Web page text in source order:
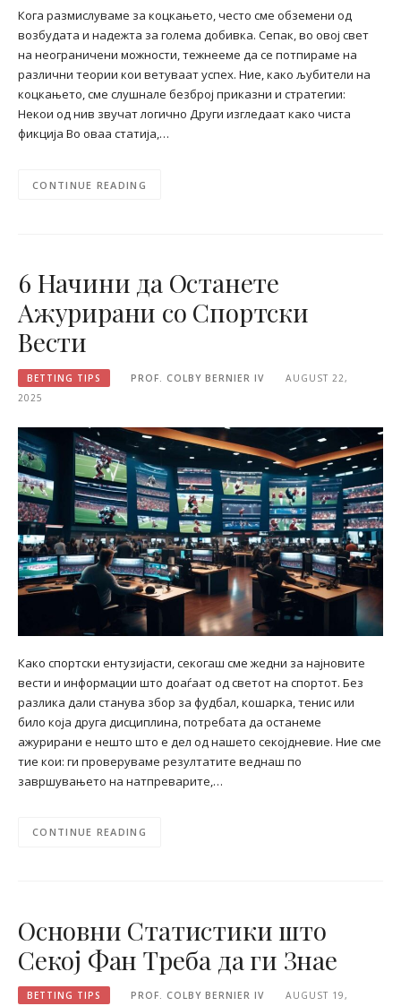
Кога размислуваме за коцкањето, често сме обземени од
возбудата и надежта за голема добивка. Сепак, во овој свет
на неограничени можности, тежнееме да се потпираме на
различни теории кои ветуваат успех. Ние, како љубители на
коцкањето, сме слушнале безброј приказни и стратегии:
Некои од нив звучат логично Други изгледаат како чиста
фикција Во оваа статија,…
CONTINUE READING
6 Начини да Останете
Ажурирани со Спортски
Вести
BETTING TIPS PROF. COLBY BERNIER IV
AUGUST 22,
2025
Како спортски ентузијасти, секогаш сме жедни за најновите
вести и информации што доаѓаат од светот на спортот. Без
разлика дали станува збор за фудбал, кошарка, тенис или
било која друга дисциплина, потребата да останеме
ажурирани е нешто што е дел од нашето секојдневие. Ние сме
тие кои: ги проверуваме резултатите веднаш по
завршувањето на натпреварите,…
CONTINUE READING
Основни Статистики што
Секој Фан Треба да ги Знае
BETTING TIPS PROF. COLBY BERNIER IV
AUGUST 19,